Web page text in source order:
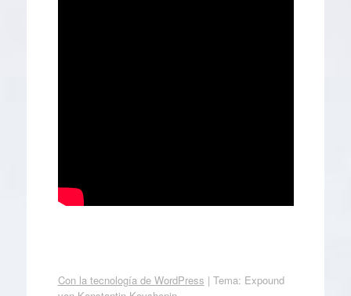
Con la tecnología de WordPress | Tema: Expound